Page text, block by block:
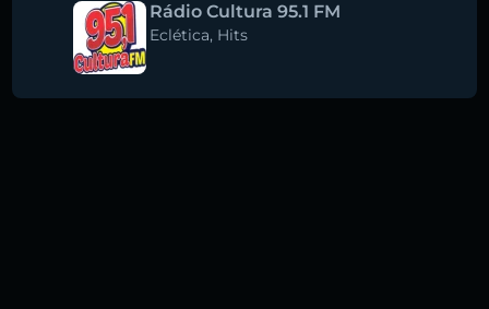
Rádio Cultura 95.1 FM
Eclética, Hits